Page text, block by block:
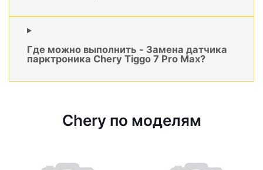
Где можно выполнить - Замена датчика
парктроника Chery Tiggo 7 Pro Max?
Chery по моделям